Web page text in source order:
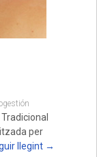
per
llegint →